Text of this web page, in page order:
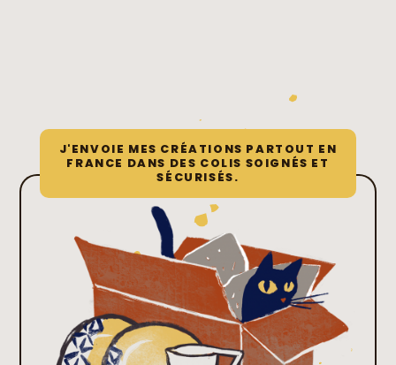
J'ENVOIE MES CRÉATIONS PARTOUT EN
FRANCE DANS DES COLIS SOIGNÉS ET
SÉCURISÉS.